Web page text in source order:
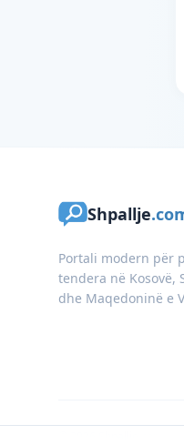
Shpallje
Portali modern për
tendera në Kosovë,
dhe Maqedoninë e